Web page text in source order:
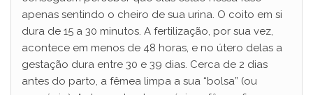
e
o
apenas sentindo o cheiro de sua urina. O coito em si
dura de 15 a 30 minutos. A fertilização, por sua vez,
acontece em menos de 48 horas, e no útero delas a
gestação dura entre 30 e 39 dias. Cerca de 2 dias
antes do parto, a fêmea limpa a sua “bolsa” (ou